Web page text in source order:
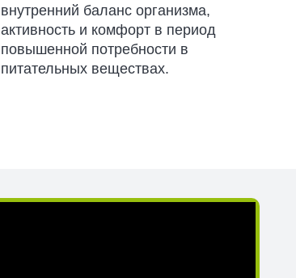
внутренний баланс организма,
активность и комфорт в период
повышенной потребности в
питательных веществах.